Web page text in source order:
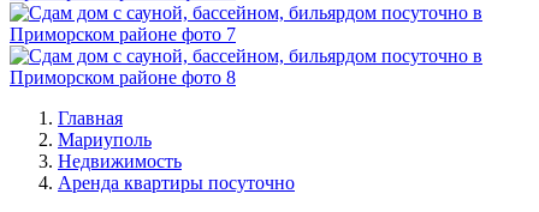
Главная
Мариуполь
Недвижимость
Аренда квартиры посуточно